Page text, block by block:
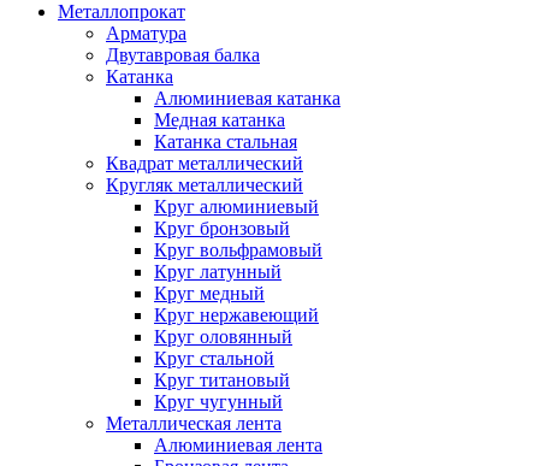
Металлопрокат
Арматура
Двутавровая балка
Катанка
Алюминиевая катанка
Медная катанка
Катанка стальная
Квадрат металлический
Кругляк металлический
Круг алюминиевый
Круг бронзовый
Круг вольфрамовый
Круг латунный
Круг медный
Круг нержавеющий
Круг оловянный
Круг стальной
Круг титановый
Круг чугунный
Металлическая лента
Алюминиевая лента